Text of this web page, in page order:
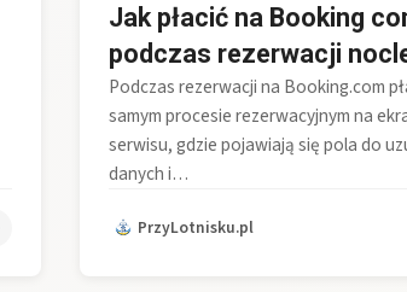
Jak płacić na Booking
podczas rezerwacji
Podczas rezerwacji na Booking.com
samym procesie rezerwacyjnym na
serwisu, gdzie pojawiają się pola do
danych i…
PrzyLotnisku.pl